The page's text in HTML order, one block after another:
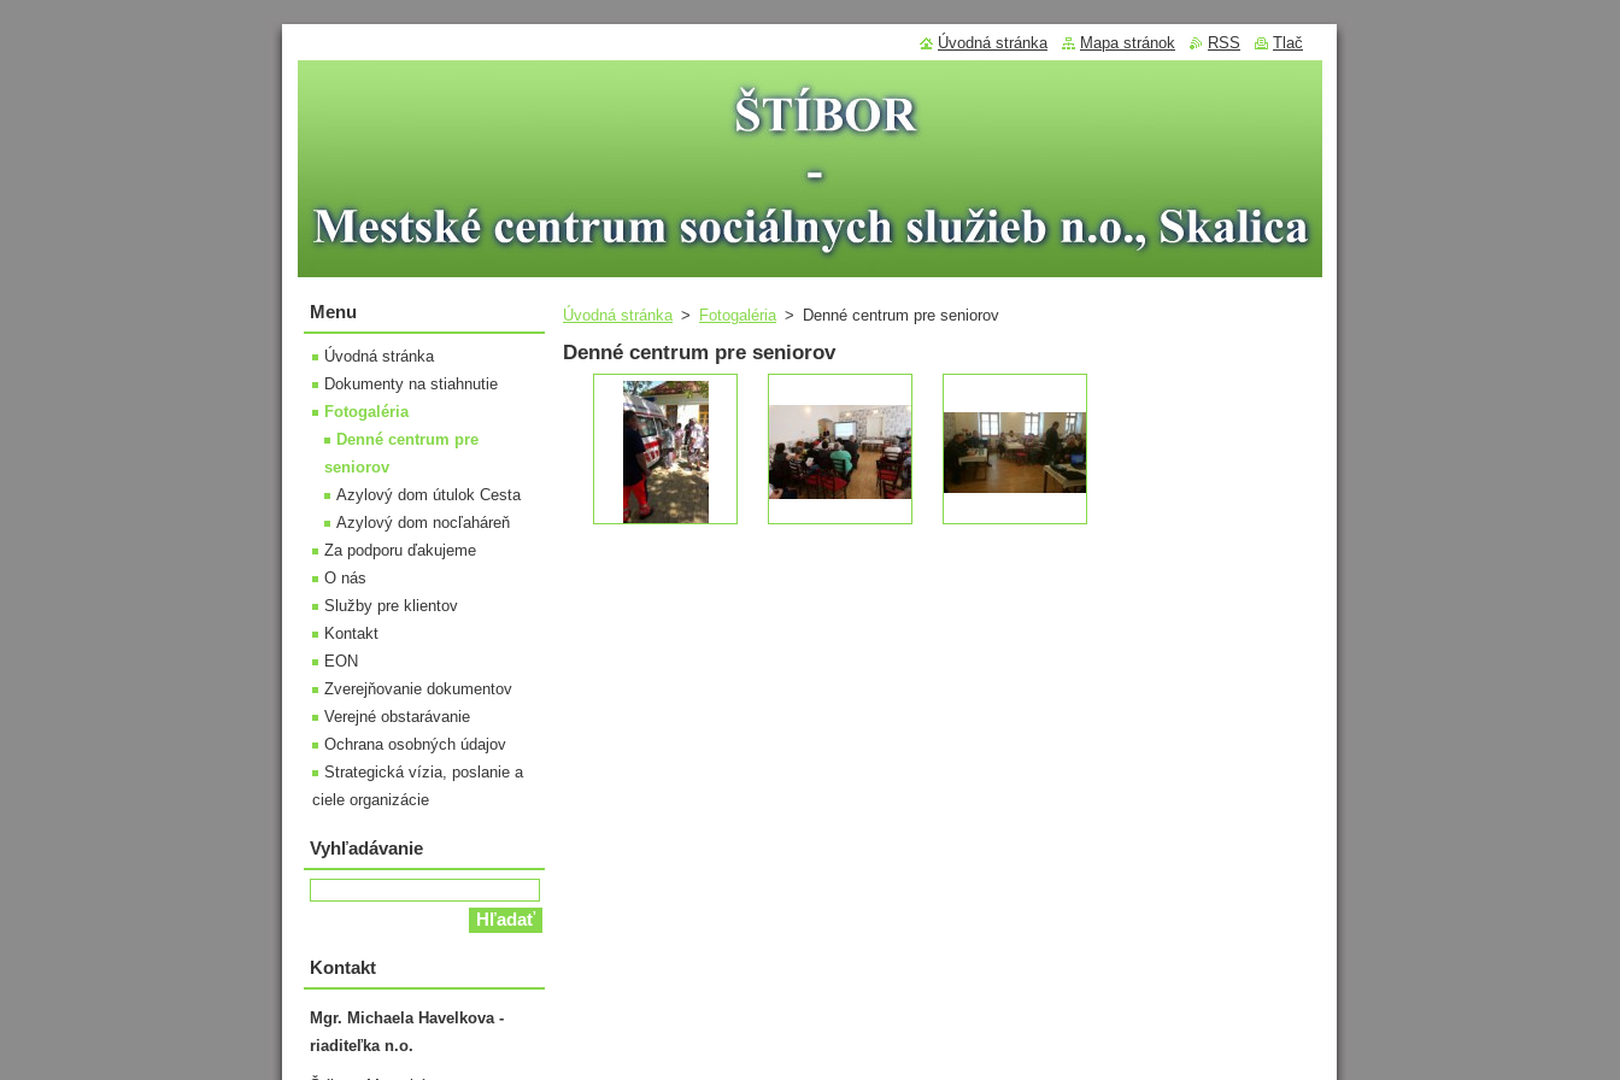
Úvodná stránka > Fotogaléria > Denné centrum pre seniorov
Denné centrum pre seniorov
Menu
Úvodná stránka
Dokumenty na stiahnutie
Fotogaléria
Denné centrum pre
seniorov
Azylový dom útulok Cesta
Azylový dom nocľaháreň
Za podporu ďakujeme
O nás
Služby pre klientov
Kontakt
EON
Zverejňovanie dokumentov
Verejné obstarávanie
Ochrana osobných údajov
Strategická vízia, poslanie a
ciele organizácie
Vyhľadávanie
Kontakt
Mgr. Michaela Havelkova -
riaditeľka n.o.
Úvodná stránka Mapa stránok RSS Tlač